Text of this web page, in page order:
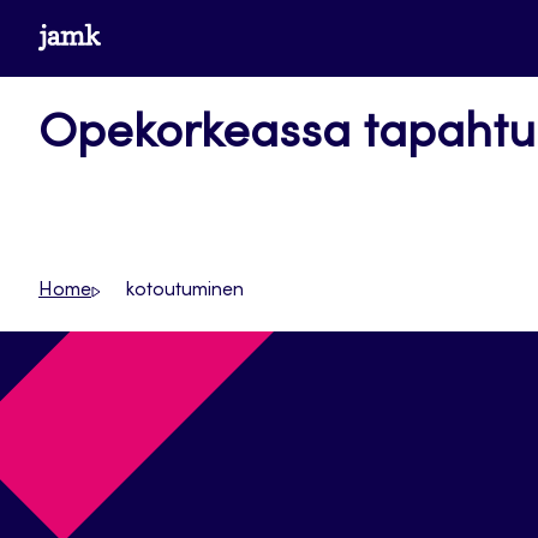
Siirrywww.jamk.fi
Opekorkeassa
Home kotoutuminen